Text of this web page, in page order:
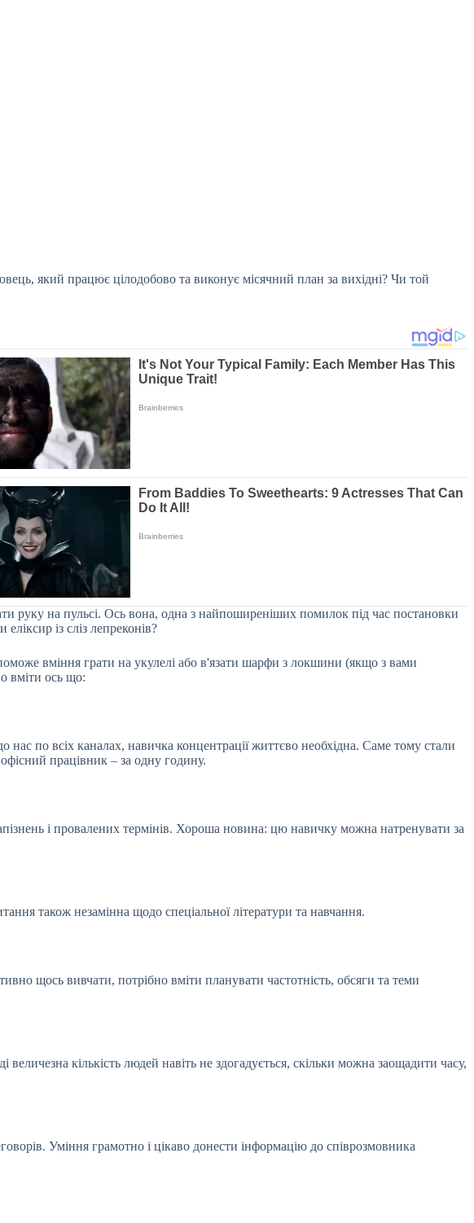
який працює цілодобово та виконує місячний план за вихідні? Чи той
руку на пульсі. Ось вона, одна з найпоширеніших помилок під час постановки
із сліз лепреконів?
вміння грати на укулелі або в'язати шарфи з локшини (якщо з вами
вміти ось що:
по всіх каналах, навичка концентрації життєво необхідна. Саме тому стали
працівник – за одну годину.
і провалених термінів. Хороша новина: цю навичку можна натренувати за
також незамінна щодо спеціальної літератури та навчання.
щось вивчати, потрібно вміти планувати частотність, обсяги та теми
кількість людей навіть не здогадується, скільки можна заощадити часу,
Уміння грамотно і цікаво донести інформацію до співрозмовника